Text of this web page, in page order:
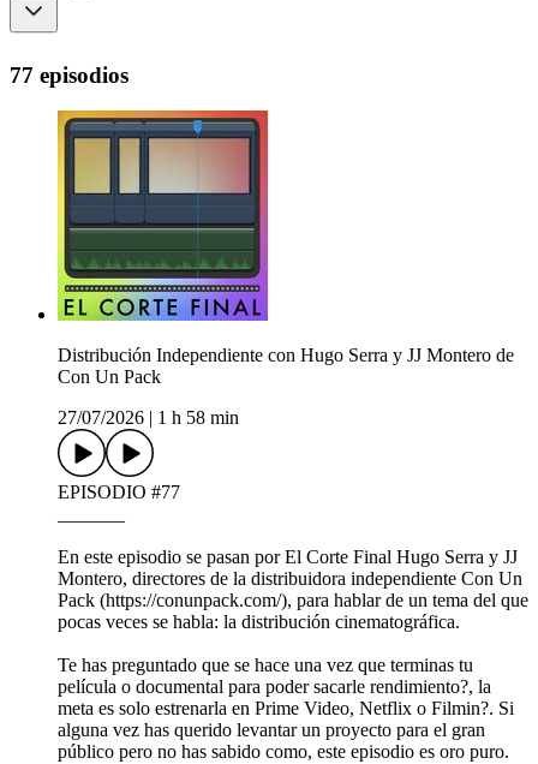
77 episodios
Distribución Independiente con Hugo Serra y JJ Montero de
Con Un Pack
27/07/2026
1 h 58 min
EPISODIO #77
En este episodio se pasan por El Corte Final Hugo Serra y JJ
Montero, directores de la distribuidora independiente Con Un
Pack (https://conunpack.com/), para hablar de un tema del que
pocas veces se habla: la distribución cinematográfica.
Te has preguntado que se hace una vez que terminas tu
película o documental para poder sacarle rendimiento?, la
meta es solo estrenarla en Prime Video, Netflix o Filmin?. Si
alguna vez has querido levantar un proyecto para el gran
público pero no has sabido como, este episodio es oro puro.